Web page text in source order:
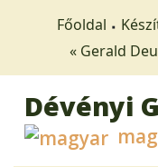
Főoldal
« Gerald
Dévényi